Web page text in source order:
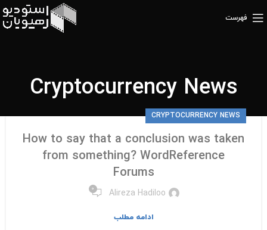
فهرست
Cryptocurrency News
CRYPTOCURRENCY NEWS
How to say that a conclusion was taken
from something? WordReference
Forums
Alireza Hadiloo ۰
ادامه مطلب